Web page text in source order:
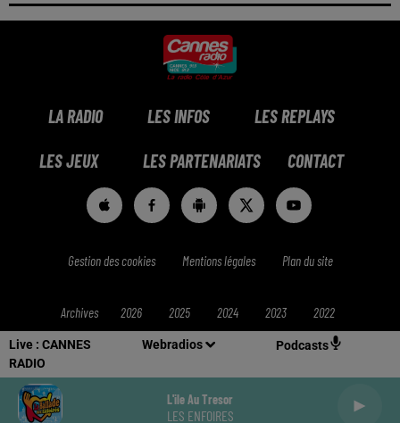
Live : CANNES
RADIO
Webradios Podcasts
L'ile Au Tresor
LES ENFOIRES
LA RADIO LES INFOS LES REPLAYS
LES JEUX LES PARTENARIATS CONTACT
Gestion des cookies Mentions légales Plan du site
Archives 2026 2025 2024 2023 2022